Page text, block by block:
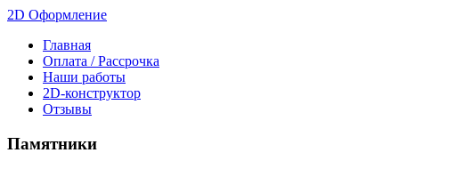
2D Оформление
Главная
Оплата / Рассрочка
Наши работы
2D-конструктор
Отзывы
Памятники